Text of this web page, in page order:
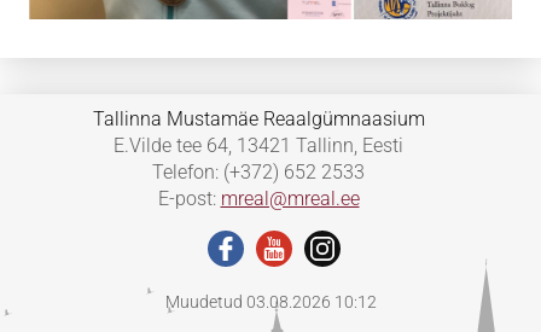
Tallinna Mustamäe Reaalgümnaasium
E.Vilde tee 64, 13421 Tallinn, Eesti
Telefon: (+372) 652 2533
E-post: mreal@mreal.ee
Muudetud 03.08.2026 10:12